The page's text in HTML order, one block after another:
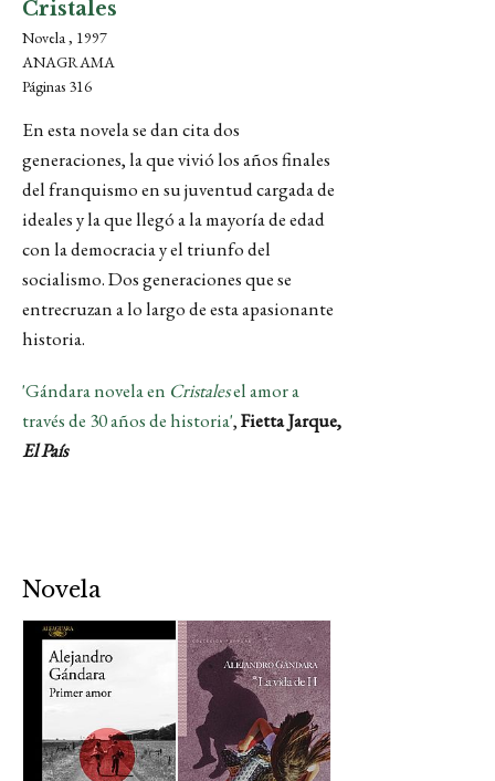
Cristales
Novela , 1997
ANAGRAMA
Páginas 316
En esta novela se dan cita dos
generaciones, la que vivió los años finales
del franquismo en su juventud cargada de
ideales y la que llegó a la mayoría de edad
con la democracia y el triunfo del
socialismo. Dos generaciones que se
entrecruzan a lo largo de esta apasionante
historia.
'Gándara novela en Cristalesel amor a
través de 30 años de historia',Fietta Jarque,
El País
Novela